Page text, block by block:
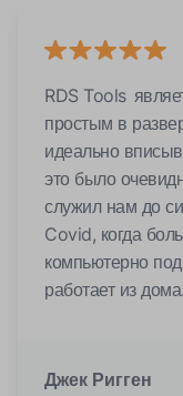
RDS Tools
простым в
идеально
это было
служил нам до
Covid, когда
компьютерно
работает из дома.
Джек Ригген